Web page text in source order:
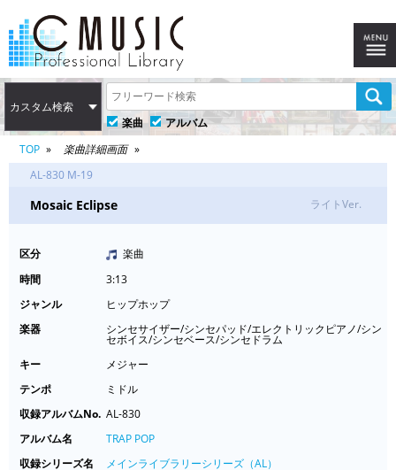
カスタム検索
楽曲
アルバム
TOP
楽曲詳細画面
AL-830 M-19
Mosaic Eclipse ライトVer.
区分
楽曲
時間
3:13
ジャンル
ヒップホップ
楽器
シンセサイザー/シンセパッド/エレクトリックピアノ/シン
セボイス/シンセベース/シンセドラム
キー
メジャー
テンポ
ミドル
収録アルバムNo. AL-830
アルバム名
TRAP POP
収録シリーズ名
メインライブラリーシリーズ（AL）